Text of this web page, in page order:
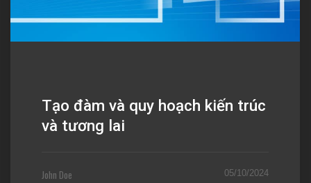
Tạo đàm và quy hoạch kiến trúc
và tương lai
John Doe 05/10/2024